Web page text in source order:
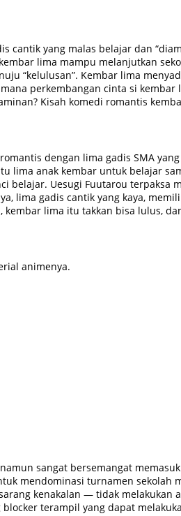
yang malas belajar dan
lima mampu melanjutkan
“kelulusan”. Kembar lima
perkembangan cinta si kembar
Kisah komedi romantis
dengan lima gadis SMA
lima anak kembar untuk belajar
belajar. Uesugi Fuutarou terpaksa
lima gadis cantik yang kaya,
kembar lima itu takkan bisa lulus,
animenya.
sangat bersemangat
mendominasi turnamen sekolah
kenakalan — tidak melakukan
terampil yang dapat